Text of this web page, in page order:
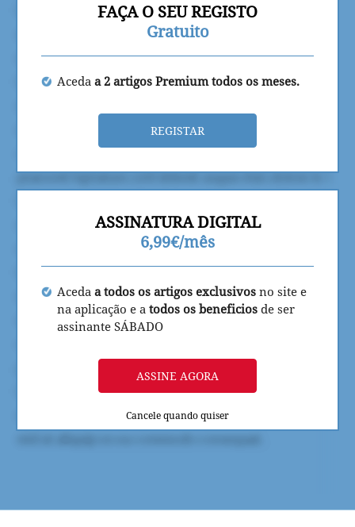
FAÇA O SEU REGISTO
Gratuito
Aceda a 2 artigos Premium todos os meses.
REGISTAR
ASSINATURA DIGITAL
6,99€/mês
Aceda a todos os artigos exclusivos no site e
na aplicação e a todos os beneficios de ser
assinante SÁBADO
ASSINE AGORA
Cancele quando quiser